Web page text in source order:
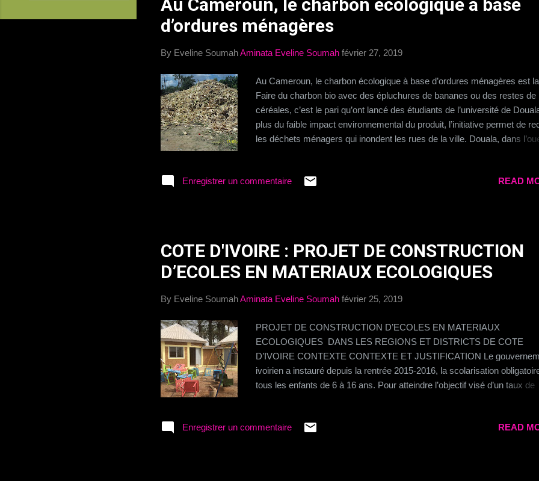
Au Cameroun, le charbon écologique à base
d’ordures ménagères
By Eveline SoumahAminata Eveline Soumah février 27, 2019
Au Cameroun, le charbon écologique à base d’ordures ménagères est
Faire du charbon bio avec des épluchures de bananes ou des restes de
céréales, c’est le pari qu’ont lancé des étudiants de l’université de
plus du faible impact environnemental du produit, l’initiative permet de
les déchets ménagers qui inondent les rues de la ville. Douala, dans
quartiers sont difficiles d’accès pour les équipes d’entretien et leurs
écologique. Des tonnes de déchets végétaux sont entreposés dans des
Enregistrer un commentaire READ
COTE D'IVOIRE : PROJET DE CONSTRUCTION
D’ECOLES EN MATERIAUX ECOLOGIQUES
By Eveline SoumahAminata Eveline Soumah février 25, 2019
PROJET DE CONSTRUCTION D’ECOLES EN MATERIAUX
ECOLOGIQUES DANS LES REGIONS ET DISTRICTS DE COTE
D’IVOIRE CONTEXTE CONTEXTE ET JUSTIFICATION Le
ivoirien a instauré depuis la rentrée 2015-2016, la scolarisation
tous les enfants de 6 à 16 ans. Pour atteindre l’objectif visé d’un taux de
des établissements scolaires (écoles primaires, collèges, lycées)
Enregistrer un commentaire READ